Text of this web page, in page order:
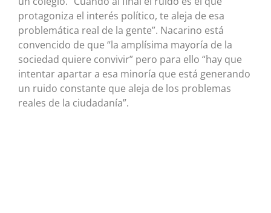
protagoniza el interés político, te aleja de esa
problemática real de la gente”. Nacarino está
convencido de que “la amplísima mayoría de la
sociedad quiere convivir” pero para ello “hay que
intentar apartar a esa minoría que está generando
un ruido constante que aleja de los problemas
reales de la ciudadanía”.